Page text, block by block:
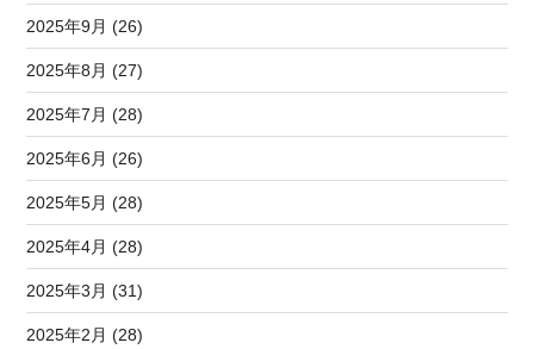
2025年9月 (26)
2025年8月 (27)
2025年7月 (28)
2025年6月 (26)
2025年5月 (28)
2025年4月 (28)
2025年3月 (31)
2025年2月 (28)